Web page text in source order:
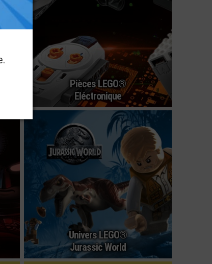
Pièces LEGO®
Eléctronique
Univers LEGO®
Jurassic World